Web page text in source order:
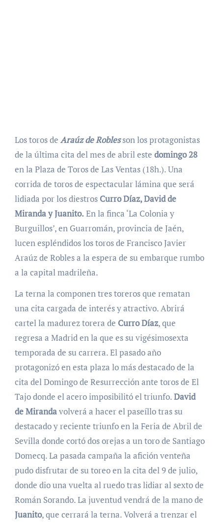
Los toros de Araúz de Roblesson los protagonistas
de la última cita del mes de abril este domingo 28
en la Plaza de Toros de Las Ventas (18h.). Una
corrida de toros de espectacular lámina que será
lidiada por los diestros Curro Díaz, David de
Miranda y Juanito. En la finca ‘La Colonia y
Burguillos’, en Guarromán, provincia de Jaén,
lucen espléndidos los toros de Francisco Javier
Araúz de Robles a la espera de su embarque rumbo
a la capital madrileña.
La terna la componen tres toreros que rematan
una cita cargada de interés y atractivo. Abrirá
cartel la madurez torera de Curro Díaz, que
regresa a Madrid en la que es su vigésimosexta
temporada de su carrera. El pasado año
protagonizó en esta plaza lo más destacado de la
cita del Domingo de Resurrección ante toros de El
Tajo donde el acero imposibilitó el triunfo.David
de Mirandavolverá a hacer el paseíllo tras su
destacado y reciente triunfo en la Feria de Abril de
Sevilla donde cortó dos orejas a un toro de Santiago
Domecq. La pasada campaña la afición venteña
pudo disfrutar de su toreo en la cita del 9 de julio,
donde dio una vuelta al ruedo tras lidiar al sexto de
Román Sorando. La juventud vendrá de la mano de
Juanito, que cerrará la terna. Volverá a trenzar el